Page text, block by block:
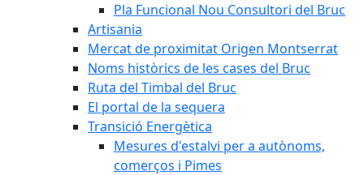
Pla Funcional Nou Consultori del Bruc
Artisania
Mercat de proximitat Origen Montserrat
Noms històrics de les cases del Bruc
Ruta del Timbal del Bruc
El portal de la sequera
Transició Energètica
Mesures d'estalvi per a autònoms,
comerços i Pimes